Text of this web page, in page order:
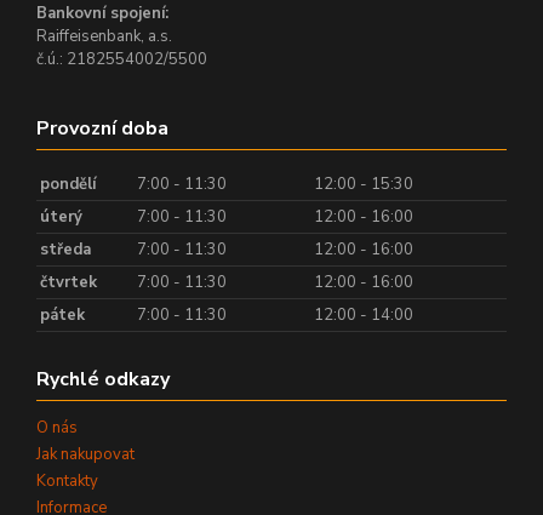
Bankovní spojení:
Raiffeisenbank, a.s.
č.ú.: 2182554002/5500
Provozní doba
pondělí 7:00 - 11:30
12:00 - 15:30
úterý
7:00 - 11:30
12:00 - 16:00
středa
7:00 - 11:30
12:00 - 16:00
čtvrtek
7:00 - 11:30
12:00 - 16:00
pátek
7:00 - 11:30 12:00 - 14:00
Rychlé odkazy
O nás
Jak nakupovat
Kontakty
Informace